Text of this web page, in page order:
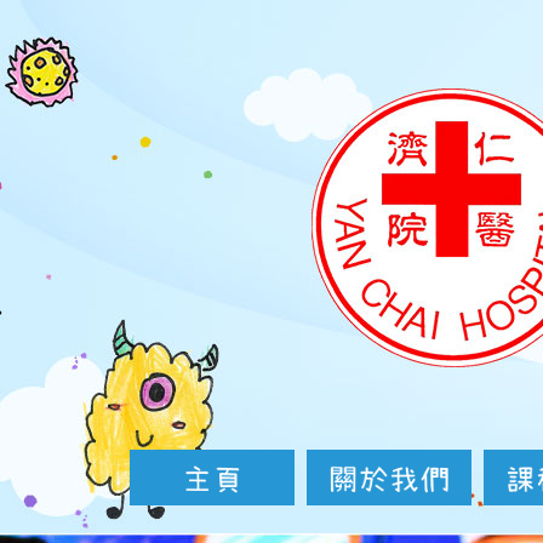
to
main
主頁 關於我們